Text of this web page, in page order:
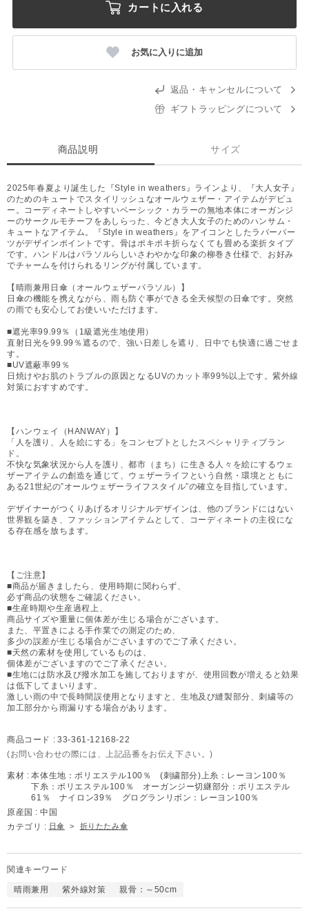
カートに入れる
お気に入りに追加
返品・キャンセルについて
ギフトラッピングについて
商品説明 サイズ
2025年春夏より誕生した『Style in weathers』ラインより、『大人女子』
のためのキュートでスタイリッシュなオールウェザー・アイテムがデビュ
ー。コーディネートしやすいベーシック・カラーの無地本体にオーガンジ
ーのサークルモチーフをあしらった、今どき大人女子のためのハンサム・
キュートなアイテム。『Style in weathers』をアイコンとしたラバーパー
ツがデザインポイントです。骨はポキポキ折らなくても畳める楽折タイプ
です。ハンドルはパラソルらしいさわやかな印象の柳巻き仕様で、お好み
でチャームを付けられるリングが付属しています。
【晴雨兼用日傘（オールウェザーパラソル）】
日傘の機能を携えながら、雨も防ぐ事ができる全天候型の日傘です。突然
の雨でも安心してお使いいただけます。
■遮光率99.99％（1級遮光生地使用）
直射日光を99.99％遮るので、強い日差しを遮り、日中でも快適に過ごせま
す。
■UV遮蔽率99％
日焼けやお肌のトラブルの原因となるUVのカット率99%以上です。紫外線
対策におすすめです。
【ハンウェイ（HANWAY）】
「人を護り、人を絵にする」をコンセプトとしたスペシャリティブラン
ド。
不快な気象状況から人を護り、都市（まち）に生きる人々を絵にするウェ
ザーアイテムの創造を通じて、ウェザーライフという自然・環境とともに
ある21世紀の”オールウェザーライフスタイル”の確立を目指しています。
デザイナーがつくりあげるオリジナルデザインは、他のブランドにはない
世界観を築き、ファッションアイテムとして、コーディネートの主役にな
る存在感を放ちます。
【ご注意】
■商品が届きましたら、使用時期に関わらず、
必ず商品の状態をご確認ください。
■生産時期や生産過程上、
商品サイズや重量に個体差が生じる場合がございます。
また、平置きによる手作業での測定のため、
多少の誤差が生じる場合がございますのでご了承ください。
■天然の素材を使用しているものは、
個体差がございますのでご了承ください。
■生地には防水及び撥水加工を施しておりますが、使用回数が増えると効果
は低下してまいります。
激しい雨の中で長時間誤使用となりますと、生地及び縫製部分、刺繍等の
加工部分から雨漏りする場合があります。
商品コード : 33-361-12168-22
(お問い合わせの際には、上記品番をお伝え下さい。)
素材 : 本体生地：ポリエステル100％ (刺繍部分)上糸：レーヨン100％
下糸：ポリエステル100％ オーガンジー切継部分：ポリエステル
61％ ナイロン39％ グログランリボン：レーヨン100％
原産国 : 中国
カテゴリ : 日傘 > 折りたたみ傘
関連キーワード
晴雨兼用 紫外線対策 親骨：～50cm